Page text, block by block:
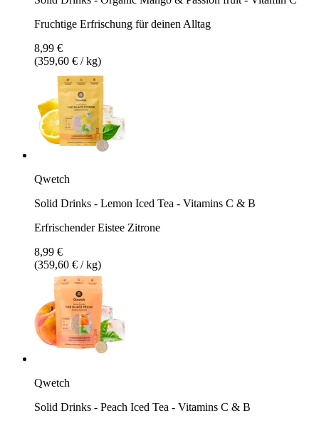
Fruchtige Erfrischung für deinen Alltag
8,99 €
(359,60 € / kg)
Qwetch
Solid Drinks - Lemon Iced Tea - Vitamins C & B
Erfrischender Eistee Zitrone
8,99 €
(359,60 € / kg)
Qwetch
Solid Drinks - Peach Iced Tea - Vitamins C & B